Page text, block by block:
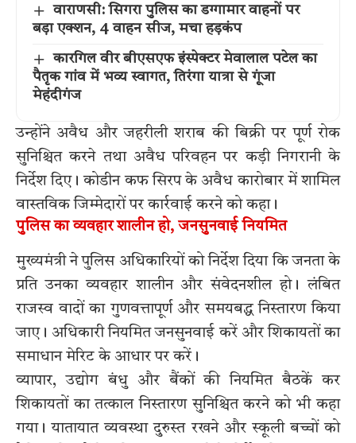
वाराणसी: सिगरा पुलिस का डग्गामार वाहनों पर
बड़ा एक्शन, 4 वाहन सीज, मचा हड़कंप
कारगिल वीर बीएसएफ इंस्पेक्टर मेवालाल पटेल का
पैतृक गांव में भव्य स्वागत, तिरंगा यात्रा से गूंजा
मेहंदीगंज
उन्होंने अवैध और जहरीली शराब की बिक्री पर पूर्ण रोक
सुनिश्चित करने तथा अवैध परिवहन पर कड़ी निगरानी के
निर्देश दिए। कोडीन कफ सिरप के अवैध कारोबार में शामिल
वास्तविक जिम्मेदारों पर कार्रवाई करने को कहा।
पुलिस का व्यवहार शालीन हो, जनसुनवाई नियमित
मुख्यमंत्री ने पुलिस अधिकारियों को निर्देश दिया कि जनता के
प्रति उनका व्यवहार शालीन और संवेदनशील हो। लंबित
राजस्व वादों का गुणवत्तापूर्ण और समयबद्ध निस्तारण किया
जाए। अधिकारी नियमित जनसुनवाई करें और शिकायतों का
समाधान मेरिट के आधार पर करें।
व्यापार, उद्योग बंधु और बैंकों की नियमित बैठकें कर
शिकायतों का तत्काल निस्तारण सुनिश्चित करने को भी कहा
गया। यातायात व्यवस्था दुरुस्त रखने और स्कूली बच्चों को